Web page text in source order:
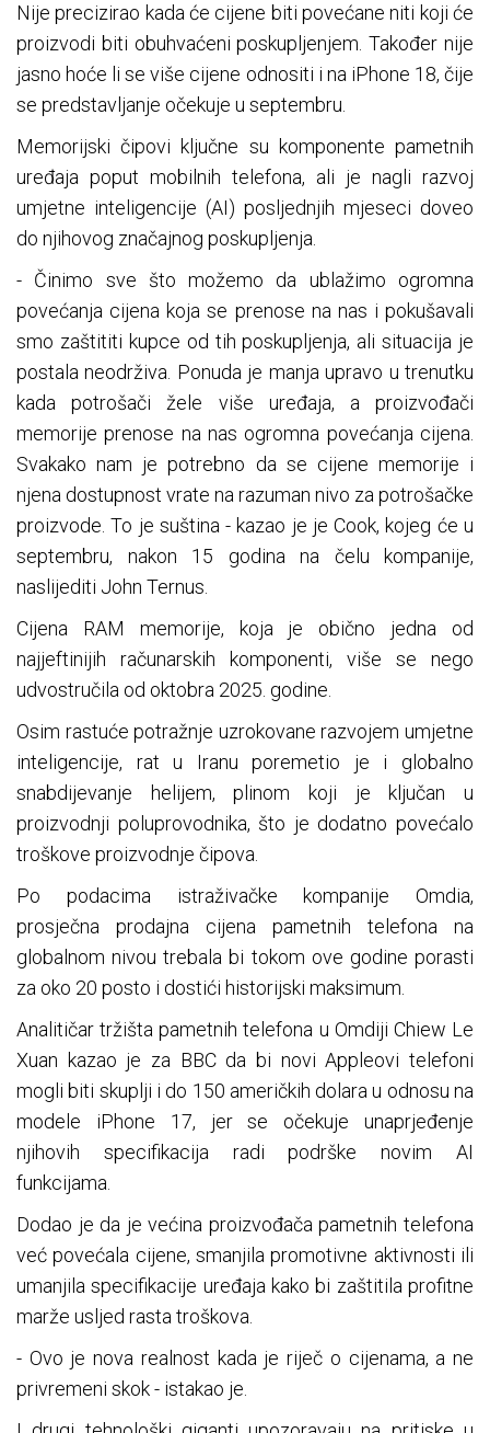
Nije precizirao kada će cijene biti povećane niti koji će
proizvodi biti obuhvaćeni poskupljenjem. Također nije
jasno hoće li se više cijene odnositi i na iPhone 18, čije
se predstavljanje očekuje u septembru.
Memorijski čipovi ključne su komponente pametnih
uređaja poput mobilnih telefona, ali je nagli razvoj
umjetne inteligencije (AI) posljednjih mjeseci doveo
do njihovog značajnog poskupljenja.
- Činimo sve što možemo da ublažimo ogromna
povećanja cijena koja se prenose na nas i pokušavali
smo zaštititi kupce od tih poskupljenja, ali situacija je
postala neodrživa. Ponuda je manja upravo u trenutku
kada potrošači žele više uređaja, a proizvođači
memorije prenose na nas ogromna povećanja cijena.
Svakako nam je potrebno da se cijene memorije i
njena dostupnost vrate na razuman nivo za potrošačke
proizvode. To je suština - kazao je je Cook, kojeg će u
septembru, nakon 15 godina na čelu kompanije,
naslijediti John Ternus.
Cijena RAM memorije, koja je obično jedna od
najjeftinijih računarskih komponenti, više se nego
udvostručila od oktobra 2025. godine.
Osim rastuće potražnje uzrokovane razvojem umjetne
inteligencije, rat u Iranu poremetio je i globalno
snabdijevanje helijem, plinom koji je ključan u
proizvodnji poluprovodnika, što je dodatno povećalo
troškove proizvodnje čipova.
Po podacima istraživačke kompanije Omdia,
prosječna prodajna cijena pametnih telefona na
globalnom nivou trebala bi tokom ove godine porasti
za oko 20 posto i dostići historijski maksimum.
Analitičar tržišta pametnih telefona u Omdiji Chiew Le
Xuan kazao je za BBC da bi novi Appleovi telefoni
mogli biti skuplji i do 150 američkih dolara u odnosu na
modele iPhone 17, jer se očekuje unaprjeđenje
njihovih specifikacija radi podrške novim AI
funkcijama.
Dodao je da je većina proizvođača pametnih telefona
već povećala cijene, smanjila promotivne aktivnosti ili
umanjila specifikacije uređaja kako bi zaštitila profitne
marže usljed rasta troškova.
- Ovo je nova realnost kada je riječ o cijenama, a ne
privremeni skok - istakao je.